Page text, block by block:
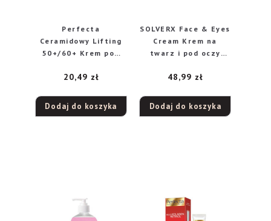
Perfecta
Ceramidowy Lifting
50+/60+ Krem pod
Silne wygładzenie
redukcja cieni na
dzień i noc 15ml
20,49 zł
Dodaj do koszyka
SOLVERX Face & Eyes
Cream Krem na
twarz i pod oczy
ml
48,99 zł
Dodaj do koszyka